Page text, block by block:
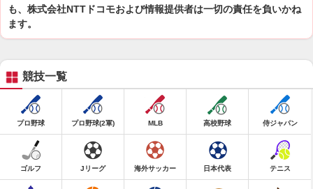
も、株式会社NTTドコモおよび情報提供者は一切の責任を負いかね
ます。
競技一覧
プロ野球 プロ野球(2軍) MLB 高校野球 侍ジャパン
ゴルフ Jリーグ 海外サッカー 日本代表 テニス